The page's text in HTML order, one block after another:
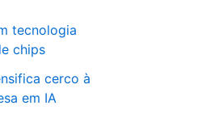
tecnologia
chips
cerco à
em IA